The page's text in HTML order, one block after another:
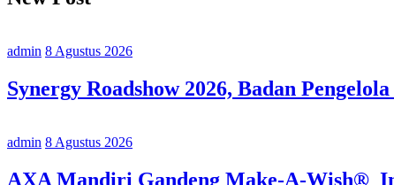
admin 8 Agustus 2026
Synergy Roadshow 2026, Badan
admin 8 Agustus 2026
AXA Mandiri Gandeng Make-A-Wish®